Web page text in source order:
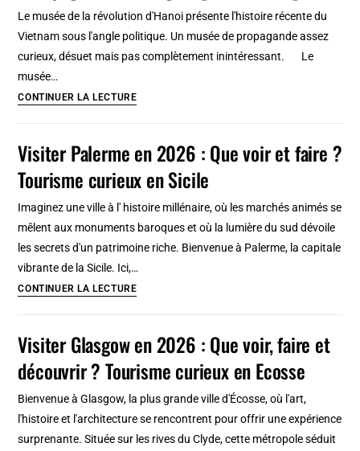
Le musée de la révolution d'Hanoi présente l'histoire récente du
Vietnam sous l'angle politique. Un musée de propagande assez
curieux, désuet mais pas complètement inintéressant. Le
musée…
CONTINUER LA LECTUREMusée
révolution
communiste
Propagande
Hanoi]
Visiter Palerme en 2026 : Que voir et faire ?
Tourisme curieux en Sicile
Imaginez une ville à l' histoire millénaire, où les marchés animés se
mêlent aux monuments baroques et où la lumière du sud dévoile
les secrets d'un patrimoine riche. Bienvenue à Palerme, la capitale
vibrante de la Sicile. Ici,…
CONTINUER LA LECTUREVisiter
2026
:
voir
Visiter Glasgow en 2026 : Que voir, faire et
découvrir ? Tourisme curieux en Ecosse
Bienvenue à Glasgow, la plus grande ville d'Écosse, où l'art,
l'histoire et l'architecture se rencontrent pour offrir une expérience
surprenante. Située sur les rives du Clyde, cette métropole séduit